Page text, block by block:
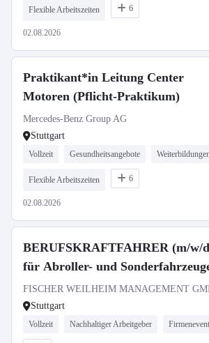
Flexible Arbeitszeiten 6
02.08.2026
Praktikant*in Leitung Center
Motoren (Pflicht-Praktikum)
Mercedes-Benz Group AG
Stuttgart
Vollzeit Gesundheitsangebote
Flexible Arbeitszeiten 6
02.08.2026
BERUFSKRAFTFAHRER (m/w/
für Abroller- und
FISCHER WEILHEIM MANAGEMENT
Stuttgart
Vollzeit Nachhaltiger Arbeitgeber